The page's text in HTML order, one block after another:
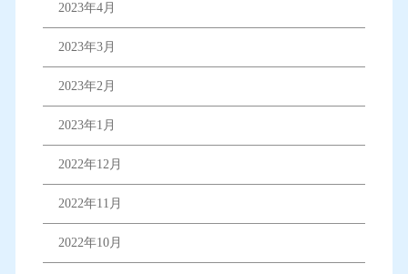
2023年4月
2023年3月
2023年2月
2023年1月
2022年12月
2022年11月
2022年10月